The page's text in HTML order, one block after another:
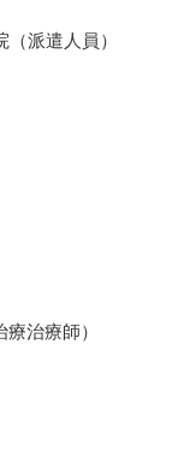
派遣人員）
治療師）